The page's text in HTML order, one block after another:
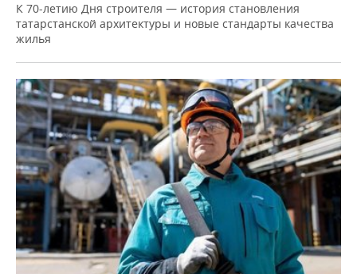
К 70-летию Дня строителя — история становления
татарстанской архитектуры и новые стандарты качества
жилья